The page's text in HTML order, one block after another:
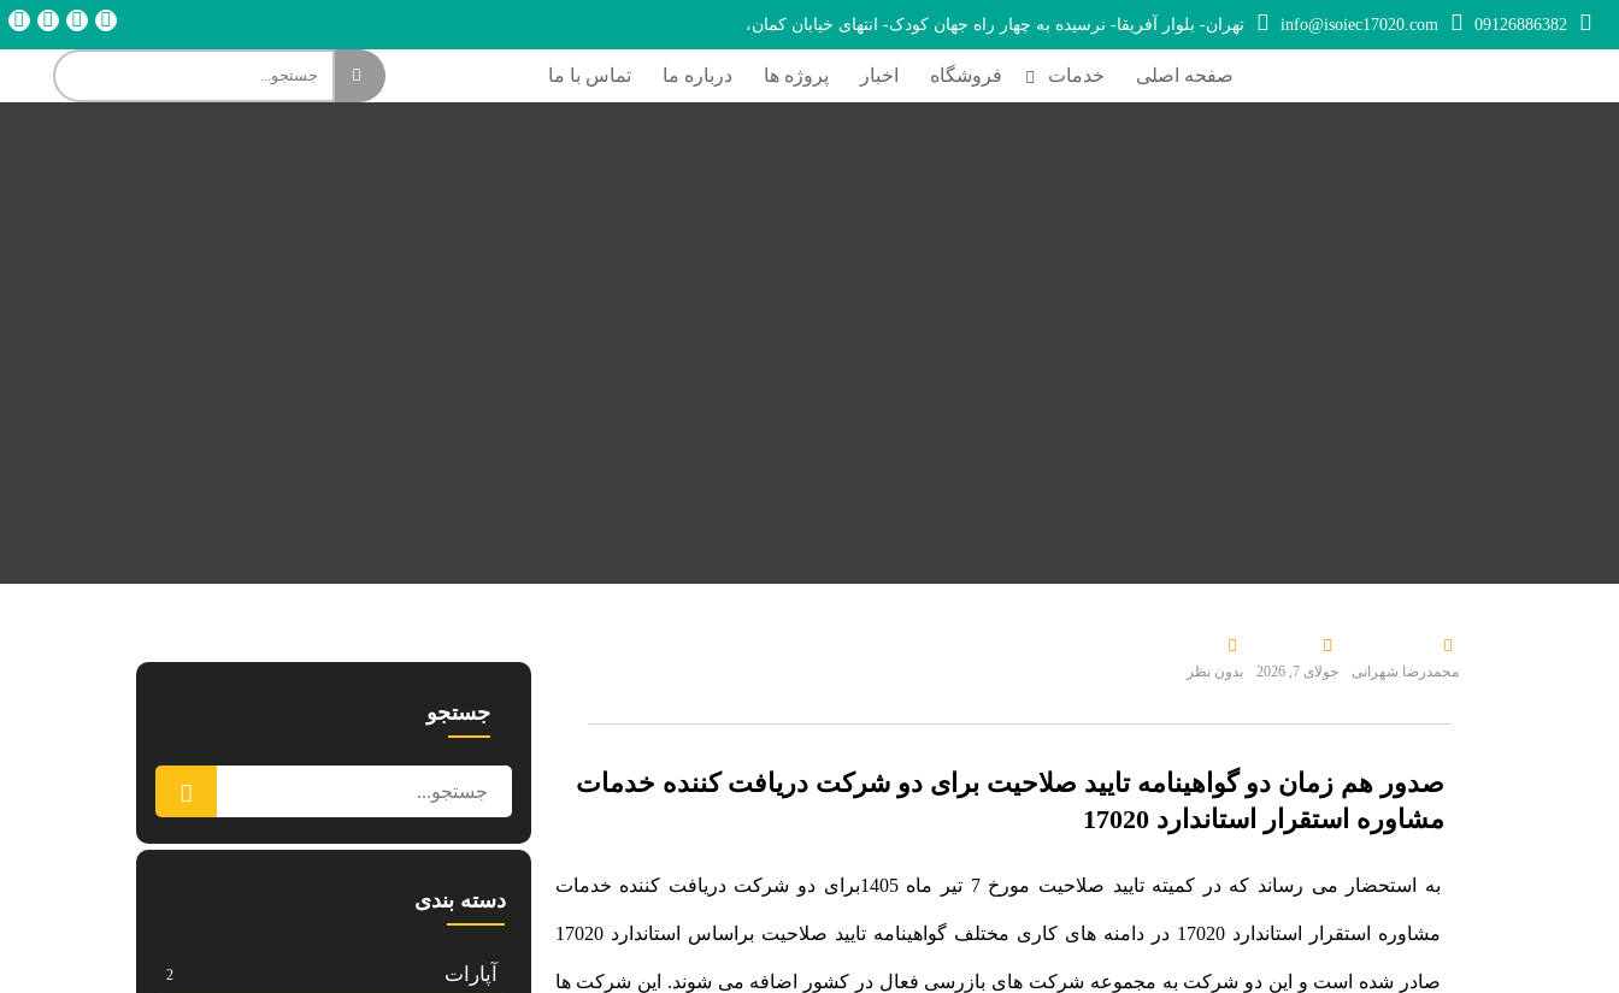
09126886382
info@isoiec17020.com تهران- بلوار آفریقا- نرسیده به چهار راه جهان کودک- انتهای خیابان کمان،
صفحه اصلی خدمات فروشگاه اخبار پروژه ها درباره ما تماس با ما
محمدرضا شهرانی جولای 7, 2026 بدون نظر
صدور هم زمان دو گواهینامه تایید صلاحیت برای دو شرکت دریافت کننده خدمات
مشاوره استقرار استاندارد 17020
به استحضار می رساند که در کمیته تایید صلاحیت مورخ 7 تیر ماه 1405برای دو شرکت دریافت کننده خدمات
مشاوره استقرار استاندارد 17020 در دامنه های کاری مختلف گواهینامه تایید صلاحیت براساس استاندارد 17020
صادر شده است و این دو شرکت به مجموعه شرکت های بازرسی فعال در کشور اضافه می شوند. این شرکت ها
جستجو
دسته بندی
آپارات 2